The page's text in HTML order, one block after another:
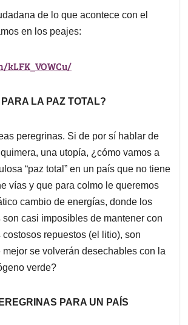
de lo que acontece con el
en los peajes:
LA PAZ TOTAL?
peregrinas. Si de por sí hablar de
una utopía, ¿cómo vamos a
“paz total” en un país que no tiene
vías y que para colmo le queremos
cambio de energías, donde los
casi imposibles de mantener con
costosos repuestos (el litio), son
mejor se volverán desechables con la
verde?
PARA UN PAÍS